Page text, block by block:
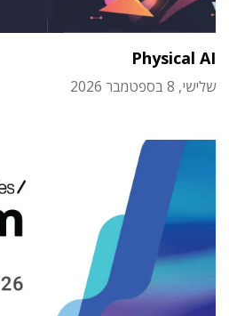
Physical AI
שלישי, 8 בספטמבר 2026